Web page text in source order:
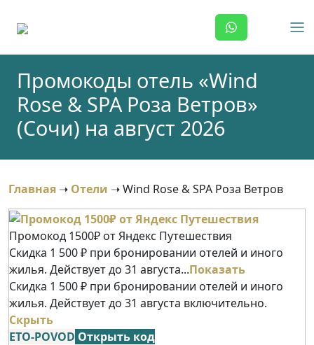
Промокоды отель «Wind
Rose & SPA Роза Ветров»
(Сочи) на август 2026
Главная ➝ Отели ➝Wind Rose & SPA Роза Ветров
Промокод 1500₽ от Яндекс Путешествия
Скидка 1 500 ₽ при бронировании отелей и иного
жилья. Действует до 31 августа...Показать
Скидка 1 500 ₽ при бронировании отелей и иного
жилья. Действует до 31 августа включительно.
Скрыть
ETO-POVOD Открыть код